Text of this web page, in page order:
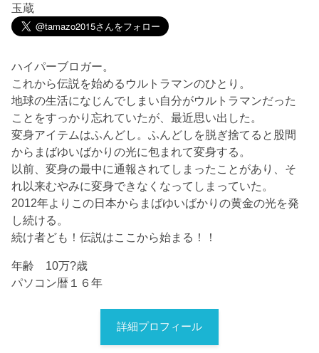
玉蔵
ハイパーブロガー。
これから伝説を始めるウルトラマンのひとり。
地球の生活になじんでしまい自分がウルトラマンだった
ことをすっかり忘れていたが、最近思い出した。
変身アイテムはふんどし。ふんどしを脱ぎ捨てると股間
からまばゆいばかりの光に包まれて変身する。
以前、変身の最中に通報されてしまったことがあり、そ
れ以来むやみに変身できなくなってしまっていた。
2012年よりこの日本からまばゆいばかりの黄金の光を発
し続ける。
続け者ども！伝説はここから始まる！！
年齢 10万?歳
パソコン暦１６年
詳細プロフィール